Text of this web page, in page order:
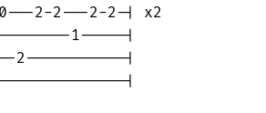
2-2---2-2-| x2
1-----|
2-----------|
|